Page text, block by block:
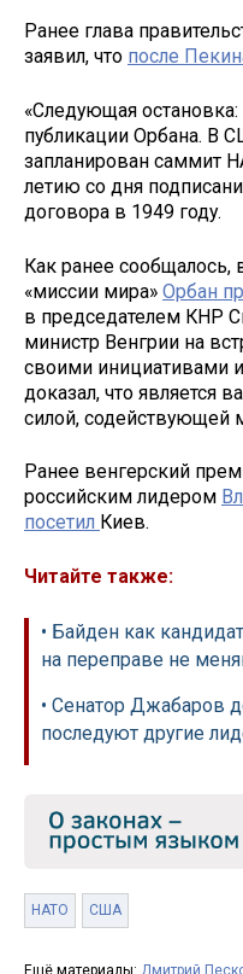
Ранее глава
заявил, что после
«Следующая
публикации Орбана. В
запланирован саммит
летию со дня
договора в 1949 году.
Как ранее
«миссии мира» Орбан
в председателем КНР
министр Венгрии на
своими инициативами
доказал, что является
силой, содействующей
Ранее венгерский
российским лидером
посетил Киев.
Читайте также:
• Байден как
на переправе не
• Сенатор Джабаров
последуют другие
НАТО США
Ещё материалы: Дмитрий